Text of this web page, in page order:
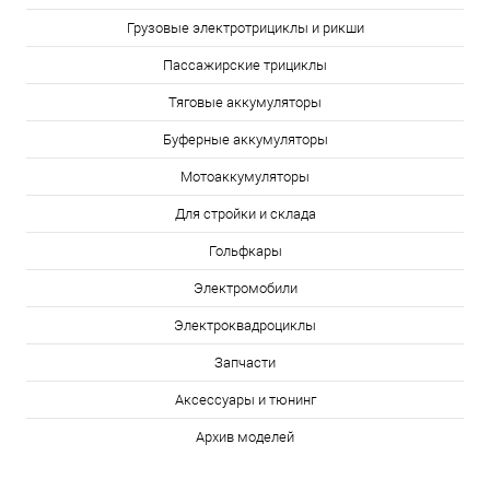
Грузовые электротрициклы и рикши
Пассажирские трициклы
Тяговые аккумуляторы
Буферные аккумуляторы
Мотоаккумуляторы
Для стройки и склада
Гольфкары
Электромобили
Электроквадроциклы
Запчасти
Аксессуары и тюнинг
Архив моделей